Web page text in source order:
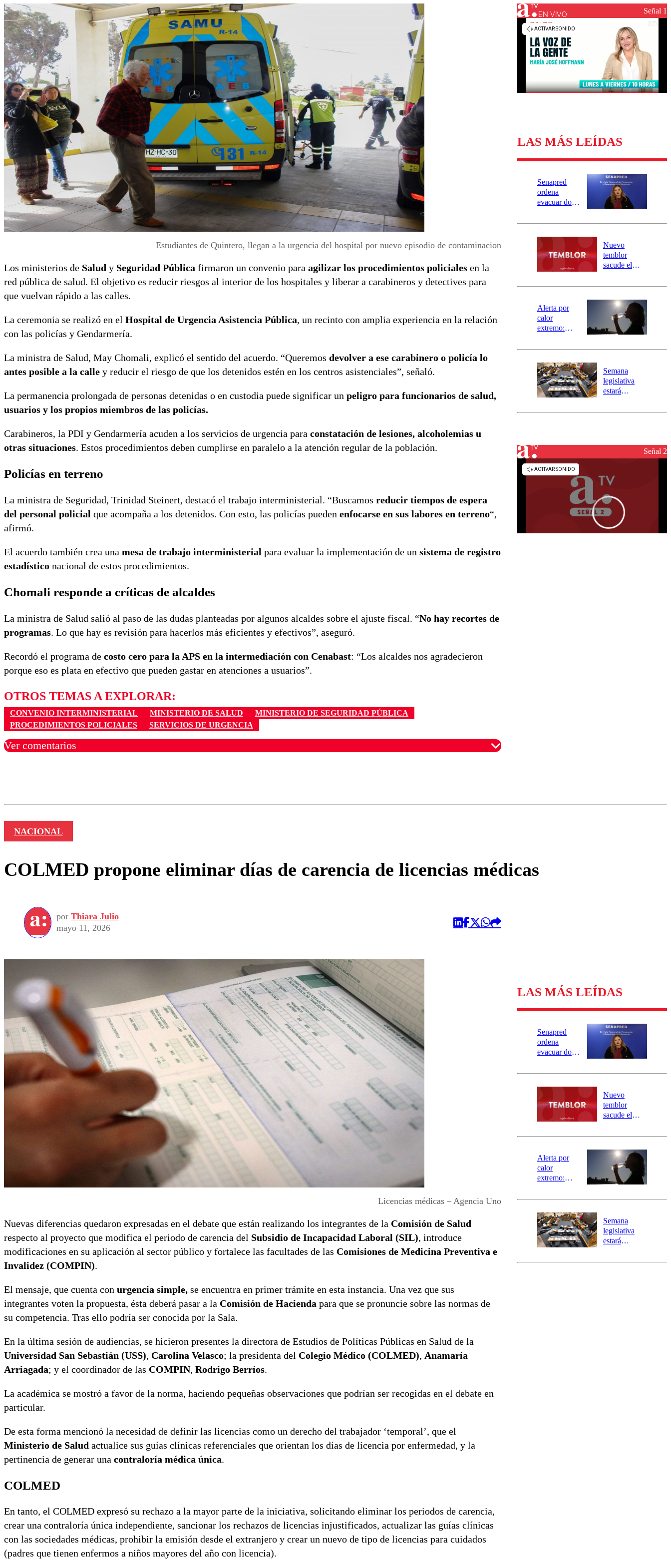
Universidad de Chile
Sustentabilidad
Estudiantes de Quintero, llegan a la urgencia del hospital por nuevo episodio de contaminacion
Los ministerios de Salud y Seguridad Pública firmaron un convenio para agilizar los procedimientos policiales en la
red pública de salud. El objetivo es reducir riesgos al interior de los hospitales y liberar a carabineros y detectives para
que vuelvan rápido a las calles.
La ceremonia se realizó en el Hospital de Urgencia Asistencia Pública, un recinto con amplia experiencia en la relación
con las policías y Gendarmería.
La ministra de Salud, May Chomali, explicó el sentido del acuerdo. “Queremos devolver a ese carabinero o policía lo
antes posible a la calle y reducir el riesgo de que los detenidos estén en los centros asistenciales”, señaló.
La permanencia prolongada de personas detenidas o en custodia puede significar un peligro para funcionarios de salud,
usuarios y los propios miembros de las policías.
Carabineros, la PDI y Gendarmería acuden a los servicios de urgencia para constatación de lesiones, alcoholemias u
otras situaciones. Estos procedimientos deben cumplirse en paralelo a la atención regular de la población.
Policías en terreno
La ministra de Seguridad, Trinidad Steinert, destacó el trabajo interministerial. “Buscamos reducir tiempos de espera
del personal policial que acompaña a los detenidos. Con esto, las policías pueden enfocarse en sus labores en terreno“,
afirmó.
El acuerdo también crea una mesa de trabajo interministerial para evaluar la implementación de un sistema de registro
estadístico nacional de estos procedimientos.
Chomali responde a críticas de alcaldes
La ministra de Salud salió al paso de las dudas planteadas por algunos alcaldes sobre el ajuste fiscal. “No hay recortes de
programas. Lo que hay es revisión para hacerlos más eficientes y efectivos”, aseguró.
Recordó el programa de costo cero para la APS en la intermediación con Cenabast: “Los alcaldes nos agradecieron
porque eso es plata en efectivo que pueden gastar en atenciones a usuarios”.
OTROS TEMAS A EXPLORAR:
CONVENIO INTERMINISTERIAL MINISTERIO DE SALUD
MINISTERIO DE SEGURIDAD PÚBLICA
PROCEDIMIENTOS POLICIALES
SERVICIOS DE URGENCIA
Ver comentarios
EN VIVO Señal 1
LAS MÁS LEÍDAS
Senapred
ordena
evacuar dos
Carahue por
río Damas:
activa
mensajería
SAE
Nuevo
temblor
sacude el
revisa la
epicentro
Alerta por
calor
extremo:
activa Alerta
Preventiva en
tres comunas
Semana
legislativa
estará
el fin de la
reconstrucciónSeñal 2
NACIONAL
COLMED propone eliminar días de carencia de licencias médicas
por Thiara Julio
mayo 11, 2026
Licencias médicas – Agencia Uno
Nuevas diferencias quedaron expresadas en el debate que están realizando los integrantes de la Comisión de Salud
respecto al proyecto que modifica el periodo de carencia del Subsidio de Incapacidad Laboral (SIL), introduce
modificaciones en su aplicación al sector público y fortalece las facultades de las Comisiones de Medicina Preventiva e
Invalidez (COMPIN).
El mensaje, que cuenta con urgencia simple, se encuentra en primer trámite en esta instancia. Una vez que sus
integrantes voten la propuesta, ésta deberá pasar a la Comisión de Hacienda para que se pronuncie sobre las normas de
su competencia. Tras ello podría ser conocida por la Sala.
En la última sesión de audiencias, se hicieron presentes la directora de Estudios de Políticas Públicas en Salud de la
Universidad San Sebastián (USS), Carolina Velasco; la presidenta del Colegio Médico (COLMED), Anamaría
Arriagada; y el coordinador de las COMPIN, Rodrigo Berríos.
La académica se mostró a favor de la norma, haciendo pequeñas observaciones que podrían ser recogidas en el debate en
particular.
De esta forma mencionó la necesidad de definir las licencias como un derecho del trabajador ‘temporal’, que el
Ministerio de Salud actualice sus guías clínicas referenciales que orientan los días de licencia por enfermedad, y la
pertinencia de generar una contraloría médica única.
COLMED
En tanto, el COLMED expresó su rechazo a la mayor parte de la iniciativa, solicitando eliminar los periodos de carencia,
crear una contraloría única independiente, sancionar los rechazos de licencias injustificados, actualizar las guías clínicas
con las sociedades médicas, prohibir la emisión desde el extranjero y crear un nuevo de tipo de licencias para cuidados
(padres que tienen enfermos a niños mayores del año con licencia).
LAS MÁS LEÍDAS
Senapred
ordena
evacuar dos
Carahue por
río Damas:
activa
mensajería
SAE
Nuevo
temblor
sacude el
revisa la
epicentro
Alerta por
calor
extremo:
activa Alerta
Preventiva en
tres comunas
Semana
legislativa
estará
el fin de la